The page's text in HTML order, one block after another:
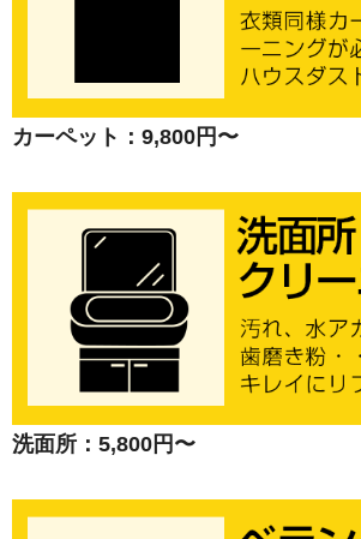
カーペット：9,800円〜
洗面所：5,800円〜